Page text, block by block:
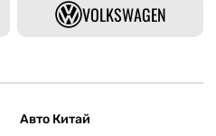
VOLKSWAGEN
Авто Китай